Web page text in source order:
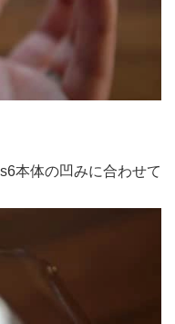
本体の凹みに合わせて